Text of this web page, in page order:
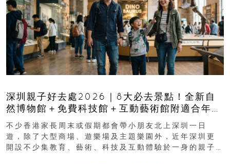
深圳親子好去處2026｜8大必去景點！全新自
然博物館＋免費科技館＋互動藝術館附適合年
齡、交通、門票、開放時間
不少香港家長周末或假期都會帶小朋友北上深圳一日
遊，除了大型商場、遊樂場及主題樂園外，近年深圳更
開設不少集教育、藝術、科技及互動體驗於一身的親子